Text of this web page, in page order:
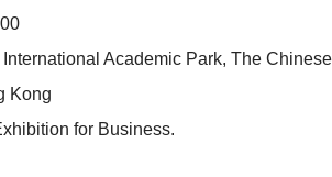
Academic Park, The Chinese
Kong
for Business.